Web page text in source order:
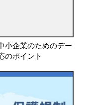
小企業のためのデー
のポイント